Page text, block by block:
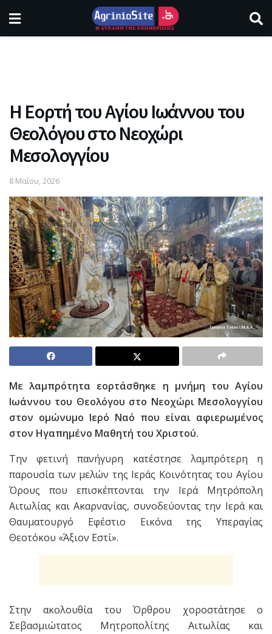
Η Εορτή του Αγίου Ιωάννου του
Θεολόγου στο Νεοχώρι
Μεσολογγίου
8 Μαΐου, 2026
Με λαμπρότητα εορτάσθηκε η μνήμη του Αγίου
Ιωάννου του Θεολόγου στο Νεοχώρι Μεσολογγίου
στον ομώνυμο Ιερό Ναό που είναι αφιερωμένος
στον Ηγαπημένο Μαθητή του Χριστού.
Την φετινή πανήγυρη κατέστησε λαμπρότερη η
παρουσία των μελών της Ιεράς Κοινότητας του Αγίου
Όρους που επισκέπτονται την Ιερά Μητρόπολη
Αιτωλίας και Ακαρνανίας, συνοδεύοντας την Ιερά και
Θαυματουργό Εφέστιο Εικόνα της Υπεραγίας
Θεοτόκου «Άξιον Εστί».
Στην ακολουθία του Όρθρου χοροστάτησε ο
Σεβασμιώτατος Μητροπολίτης Αιτωλίας και